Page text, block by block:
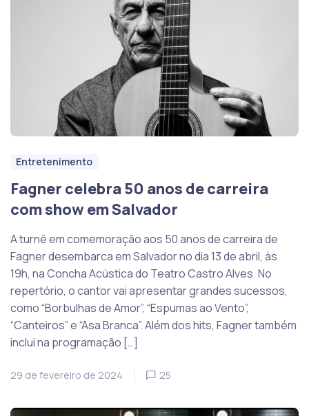
Entretenimento
Fagner celebra 50 anos de carreira
com show em Salvador
A turnê em comemoração aos 50 anos de carreira de
Fagner desembarca em Salvador no dia 13 de abril, às
19h, na Concha Acústica do Teatro Castro Alves. No
repertório, o cantor vai apresentar grandes sucessos,
como “Borbulhas de Amor”, “Espumas ao Vento”,
“Canteiros” e “Asa Branca”. Além dos hits, Fagner também
inclui na programação […]
29 de fevereiro de 2024 25